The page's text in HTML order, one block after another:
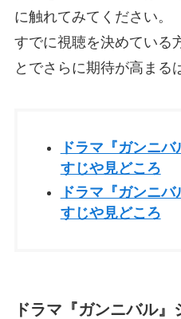
に触れてみてください。
すでに視聴を決めている
とでさらに期待が高まる
ドラマ『ガンニ
すじや見どころ
ドラマ『ガンニ
すじや見どころ
ドラマ『ガンニバル